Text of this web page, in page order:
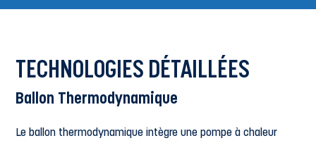
TECHNOLOGIES DÉTAILLÉES
Ballon Thermodynamique
Le ballon thermodynamique intègre une pompe à chaleur